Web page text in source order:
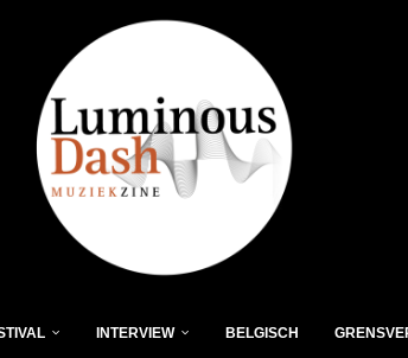
INTERVIEW BELGISCH